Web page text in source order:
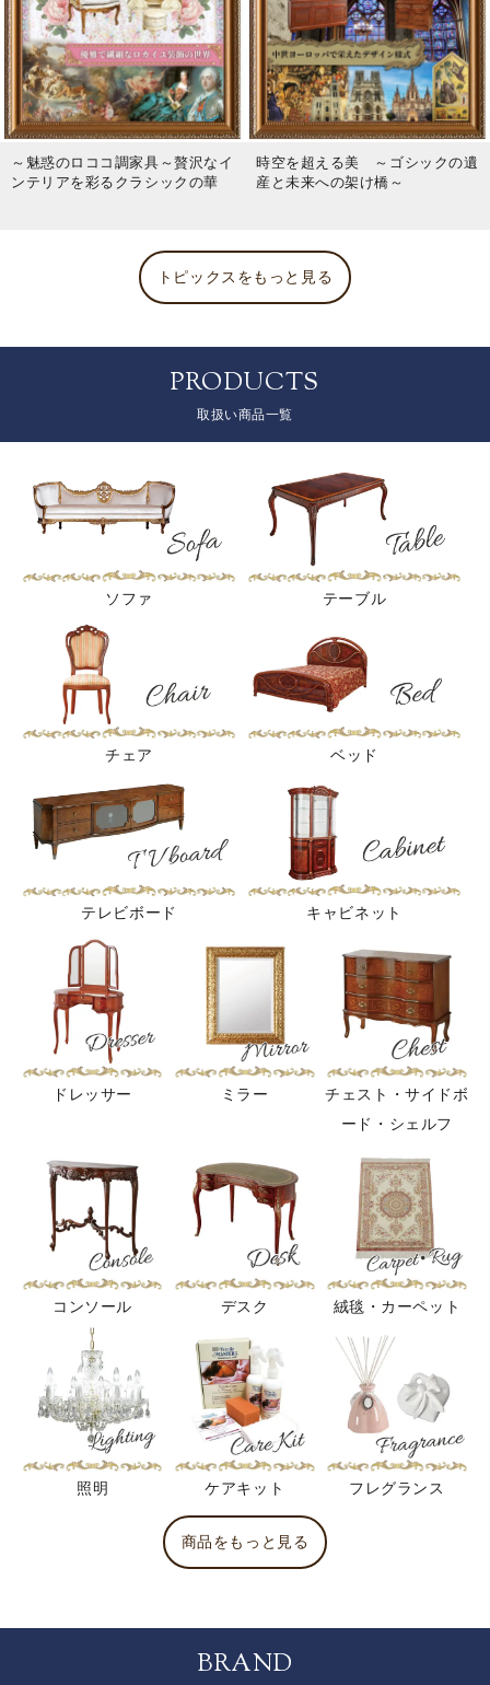
～魅惑のロココ調家具～贅沢なイ
ンテリアを彩るクラシックの華
時空を超える美 ～ゴシックの遺
産と未来への架け橋～
トピックスをもっと見る
PRODUCTS
取扱い商品一覧
ソファ テーブル
チェア ベッド
テレビボード キャビネット
ドレッサー ミラー
チェスト・サイドボ
ード・シェルフ
コンソール デスク 絨毯・カーペット
照明 ケアキット フレグランス
商品をもっと見る
BRAND